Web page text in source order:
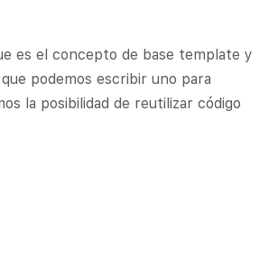
es el concepto de base template y
podemos escribir uno para
la posibilidad de reutilizar código